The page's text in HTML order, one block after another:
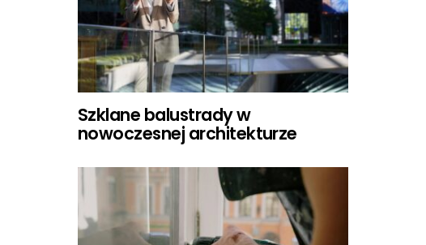
Szklane balustrady w
nowoczesnej architekturze